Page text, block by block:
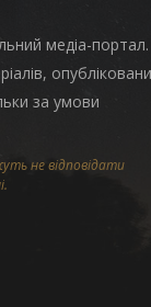
медіа-портал.
за умови
не відповідати